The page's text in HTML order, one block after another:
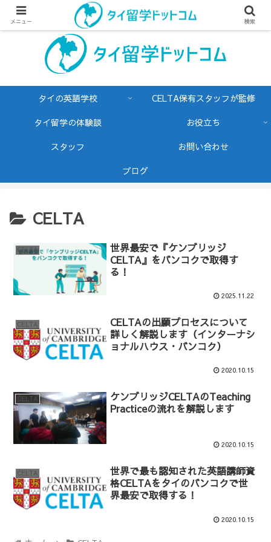
タイの英語学校
CELTA保有スタッフが監修
タイ留学の体験談
お役立ち
スタッフ
お問い合わせ
ブログ
CELTA
CELTA
世界最安で『ケンブリッジ
CELTA』をバンコクで取得す
る！
2025.11.22
CELTA
CELTAの出願プロセスについて
詳しく解説します（インターナシ
ョナルハウス・バンコク）
2020.10.15
CELTA
ケンブリッジCELTAのTeaching
Practiceの流れを解説します
2020.10.15
CELTA
世界で最も認知された英語講師資
格CELTAをタイのバンコクで世
界最安で取得する！
2020.10.15
メニュー 検索